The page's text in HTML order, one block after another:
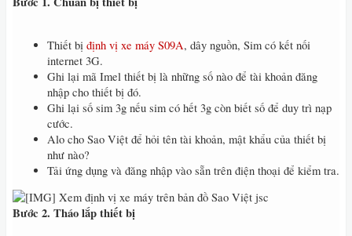
Thiết bị định vị xe máy S09A, dây nguồn, Sim có kết nối
internet 3G.
Ghi lại mã Imel thiết bị là những số nào để tài khoản đăng
nhập cho thiết bị đó.
Ghi lại số sim 3g nếu sim có hết 3g còn biết số để duy trì nạp
cước.
Alo cho Sao Việt để hỏi tên tài khoản, mật khẩu của thiết bị
như nào?
Tải ứng dụng và đăng nhập vào sẵn trên điện thoại để kiểm tra.
Xem định vị xe máy trên bản đồ Sao Việt jsc
Bước 2. Tháo lắp thiết bị